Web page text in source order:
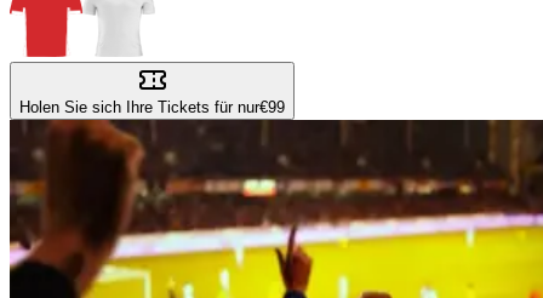
Holen Sie sich Ihre Tickets für nur€99